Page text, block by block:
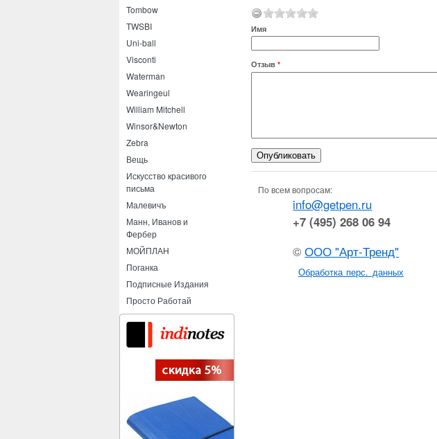
Tombow
TWSBI
Uni-ball
Visconti
Waterman
Wearingeul
William Mitchell
Winsor&Newton
Zebra
Вещь
Искусство красивого
письма
Малевичъ
Манн, Иванов и
Фербер
МОЙПЛАН
Поганка
Подписные Издания
Просто Работай
Имя
Отзыв *
По всем вопросам:
info@getpen.ru
+7 (495) 268 06 94
©ООО "Арт-Тренд"
Обработка перс. данных